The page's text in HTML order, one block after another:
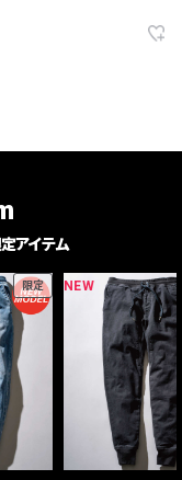
アイテム
限定 NEW